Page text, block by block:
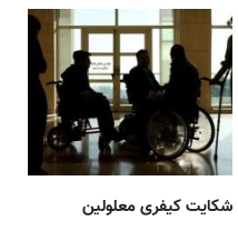
شکایت کیفری معلولین